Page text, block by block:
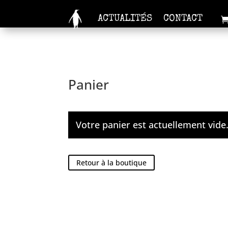
ACTUALITÉS CONTACT
Panier
Votre panier est actuellement
Retour à la boutique